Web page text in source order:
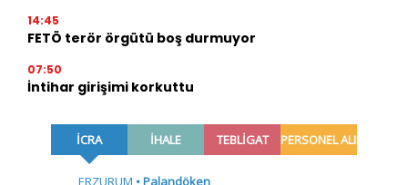
14:45
FETÖ terör örgütü boş durmuyor
07:50
İntihar girişimi korkuttu